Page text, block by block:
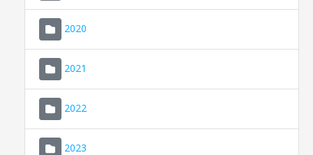
2020
2021
2022
2023